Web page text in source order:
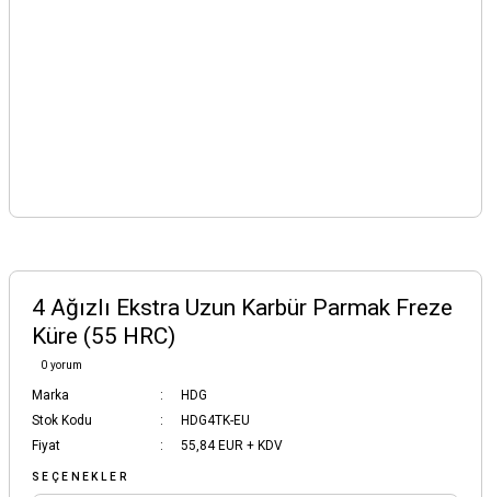
4 Ağızlı Ekstra Uzun Karbür Parmak Freze
Küre (55 HRC)
0 yorum
Marka
HDG
Stok Kodu
HDG4TK-EU
Fiyat
55,84 EUR + KDV
SEÇENEKLER